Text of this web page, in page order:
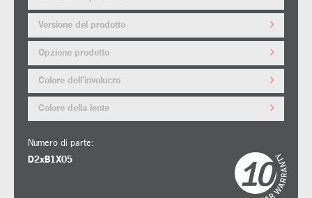
Versione del prodotto
Opzione prodotto
Colore dell'involucro
Colore della lente
Numero di parte:
D2xB1X05